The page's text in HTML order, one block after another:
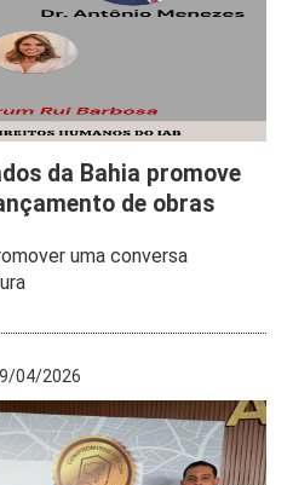
da Bahia promove
de obras
uma conversa
04/2026